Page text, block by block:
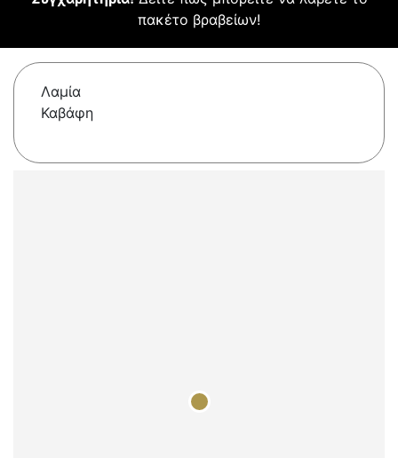
πακέτο βραβείων!
Λαμία
Καβάφη